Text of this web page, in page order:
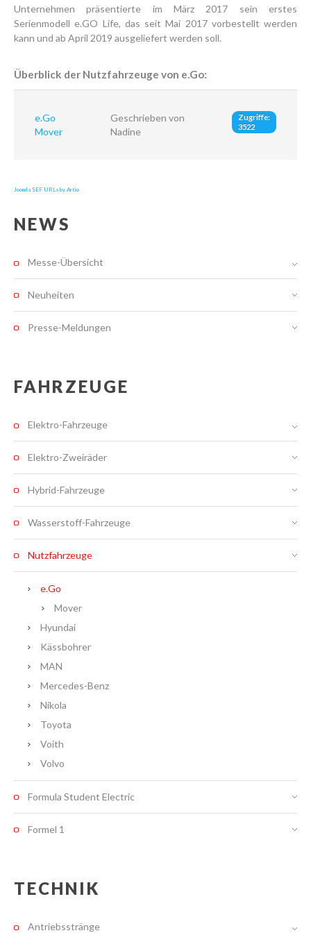
Unternehmen präsentierte im März 2017 sein erstes
Serienmodell e.GO Life, das seit Mai 2017 vorbestellt werden
kann und ab April 2019 ausgeliefert werden soll.
Überblick der Nutzfahrzeuge von e.Go:
e.Go
Mover
Geschrieben von
Nadine
Zugriffe:
3522
Joomla SEF URLs by Artio
NEWS
Messe-Übersicht
Neuheiten
Presse-Meldungen
FAHRZEUGE
Elektro-Fahrzeuge
Elektro-Zweiräder
Hybrid-Fahrzeuge
Wasserstoff-Fahrzeuge
Nutzfahrzeuge
e.Go
Mover
Hyundai
Kässbohrer
MAN
Mercedes-Benz
Nikola
Toyota
Voith
Volvo
Formula Student Electric
Formel 1
TECHNIK
Antriebsstränge